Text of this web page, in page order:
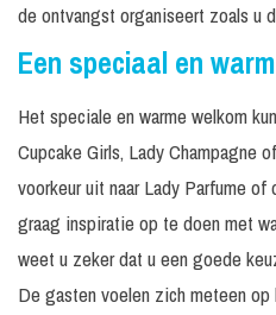
de ontvangst organiseert zoals u
Een speciaal en
Het speciale en warme welkom
Cupcake Girls, Lady Champagne
voorkeur uit naar Lady Parfume
graag inspiratie op te doen met
weet u zeker dat u een goede
De gasten voelen zich meteen op